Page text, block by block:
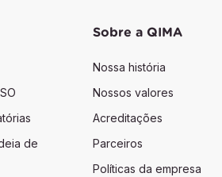
de
Sobre a QIMA
Nossa história
Nossos valores
Acreditações
Parceiros
Políticas da empresa